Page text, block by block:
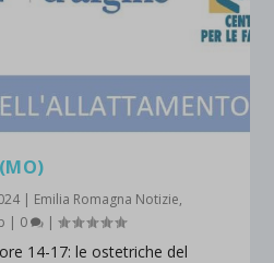
| Emilia Romagna Notizie,
| 0 |
14-17: le ostetriche del